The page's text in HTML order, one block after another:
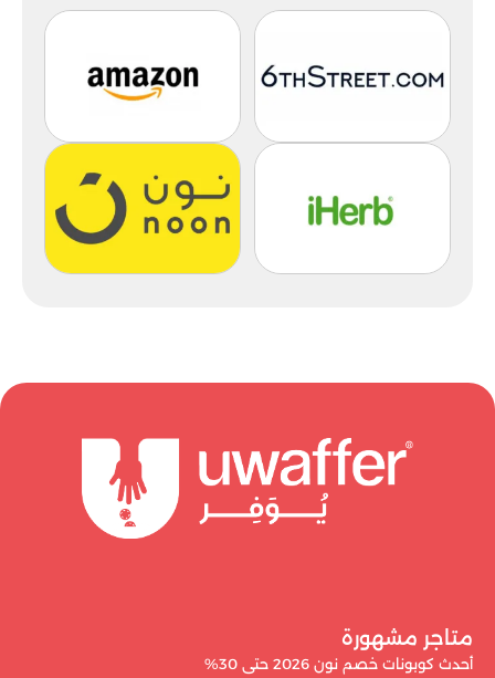
متاجر مشهورة
أحدث كوبونات خصم نون 2026 حتى 30%